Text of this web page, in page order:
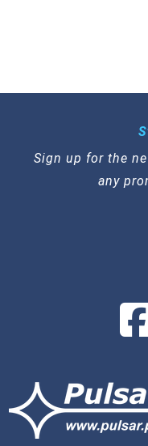
Sign up for the
any